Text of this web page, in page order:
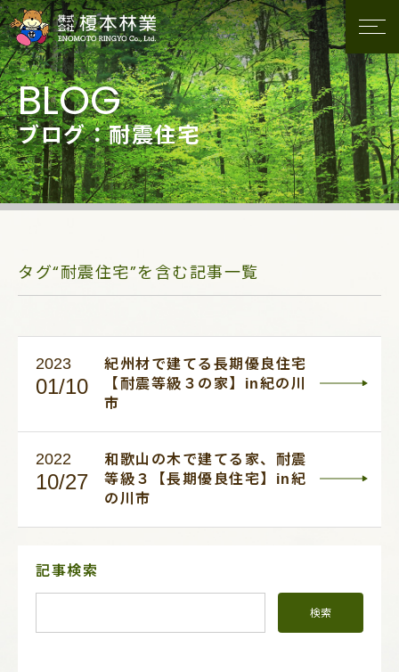
ブログ：耐震住宅
タグ“耐震住宅”を含む記事一覧
2023
01/10
紀州材で建てる長期優良住宅
【耐震等級３の家】in紀の川
市
2022
10/27
和歌山の木で建てる家、耐震
等級３【長期優良住宅】in紀
の川市
サ
ニ
記事検索